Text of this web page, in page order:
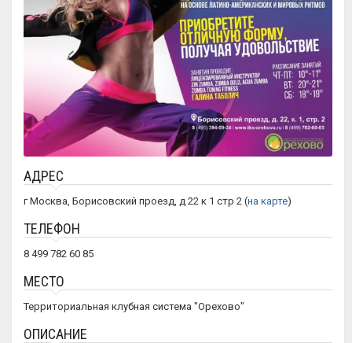
АДРЕС
г Москва, Борисовский проезд, д 22 к 1 стр 2 (на карте)
ТЕЛЕФОН
8 499 782 60 85
МЕСТО
Территориальная клубная система "Орехово"
ОПИСАНИЕ